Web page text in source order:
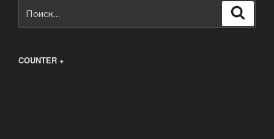
COUNTER +